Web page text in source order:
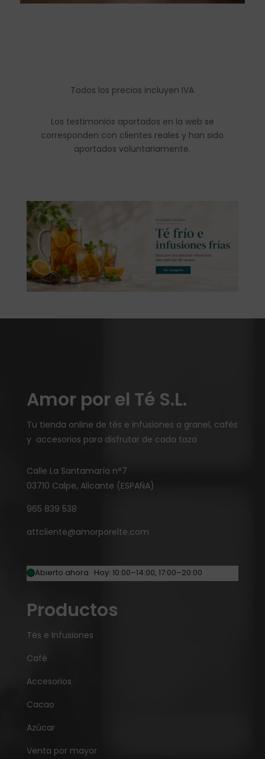
Todos los precios incluyen IVA
Los testimonios aportados en la web se
corresponden con clientes reales y han sido
aportados voluntariamente.
Amor por el Té S.L.
Tu tienda online de tés e infusiones a granel, cafés
y accesorios para disfrutar de cada taza
Calle La Santamaría n°7
03710 Calpe, Alicante (ESPAÑA)
965 839 538
attcliente@amorporelte.com
Abierto ahora · Hoy: 10:00–14:00, 17:00–20:00
Productos
Tés e Infusiones
Café
Accesorios
Cacao
Azúcar
Venta por mayor